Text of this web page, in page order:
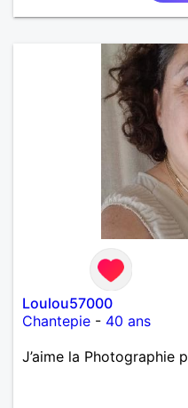
Loulou57000
Chantepie - 40 ans
J’aime la Photographie